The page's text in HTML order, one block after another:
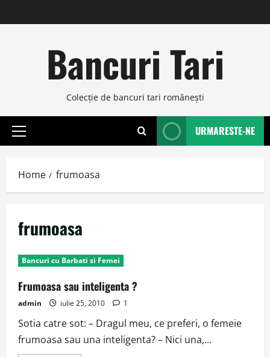
to
Bancuri Tari
Colecţie de bancuri tari româneşti
Primary
URMARESTE-NE
Home frumoasa
frumoasa
Bancuri cu Barbati si Femei
Frumoasa sau inteligenta ?
admin iulie 25, 2010 1
Sotia catre sot: – Dragul meu, ce preferi, o femeie
frumoasa sau una inteligenta? – Nici una,...